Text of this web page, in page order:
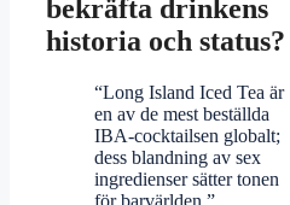
bekräfta drinkens
historia och status?
“Long Island Iced Tea är
en av de mest beställda
IBA-cocktailsen globalt;
dess blandning av sex
ingredienser sätter tonen
för barvärlden.”